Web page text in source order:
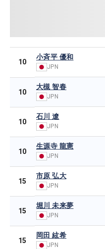
10
小斉平 優和
JPN
10
大槻 智春
JPN
10
石川 遼
JPN
10
生源寺 龍憲
JPN
15
市原 弘大
JPN
15
堀川 未来夢
JPN
15
岡田 絃希
JPN